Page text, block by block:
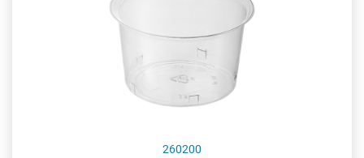
260200